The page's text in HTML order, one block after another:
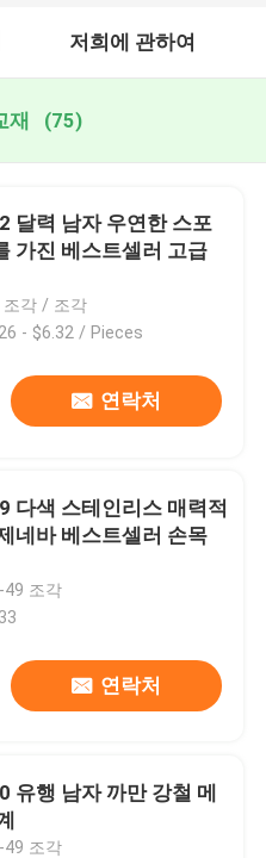
저희에 관하여
재 (75)
달력 남자 우연한 스포
가진 베스트셀러 고급
조각 / 조각
- $6.32 / Pieces
연락처
다색 스테인리스 매력적
네바 베스트셀러 손목
49 조각
연락처
유행 남자 까만 강철 메
49 조각